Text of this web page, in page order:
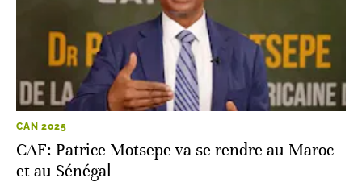
CAN 2025
CAF: Patrice Motsepe va se rendre au Maroc
et au Sénégal